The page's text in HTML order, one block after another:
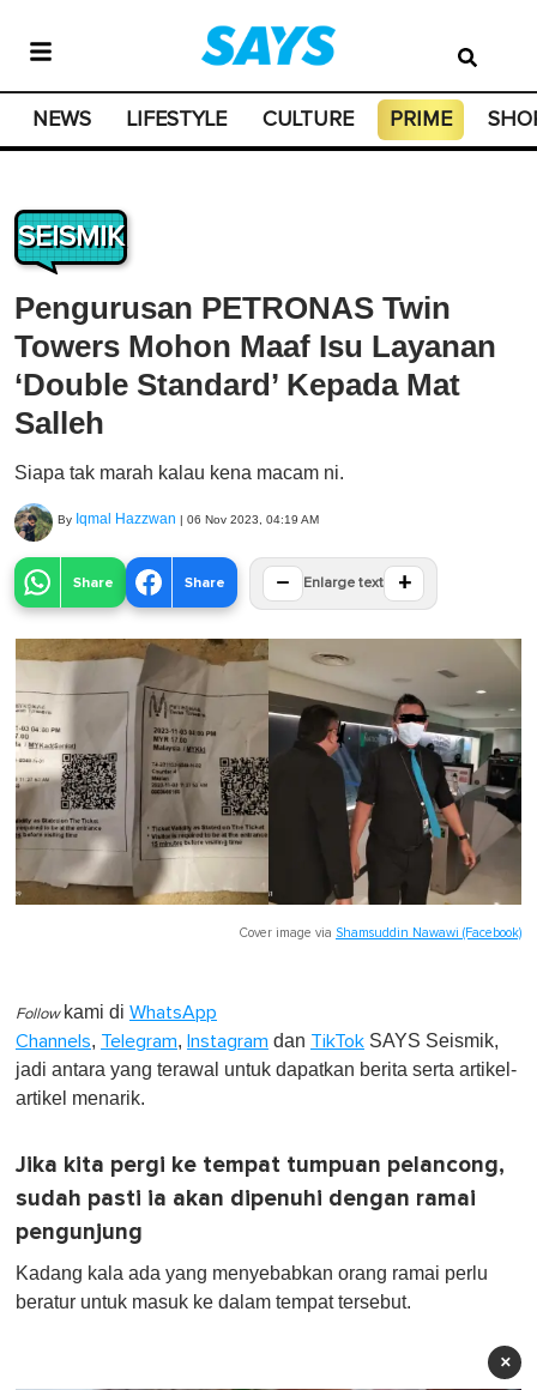
NEWS LIFESTYLE CULTURE PRIME
SEISMIK
Pengurusan PETRONAS Twin
Towers Mohon Maaf Isu Layanan
‘Double Standard’ Kepada Mat
Salleh
Siapa tak marah kalau kena macam ni.
By Iqmal Hazzwan | 06 Nov 2023, 04:19 AM
Share Share − Enlarge text +
Cover image via Shamsuddin Nawawi (Facebook)
Follow kami di WhatsApp
Channels, Telegram, Instagram dan TikTok SAYS Seismik,
jadi antara yang terawal untuk dapatkan berita serta artikel-
artikel menarik.
Jika kita pergi ke tempat tumpuan pelancong,
sudah pasti ia akan dipenuhi dengan ramai
pengunjung
Kadang kala ada yang menyebabkan orang ramai perlu
beratur untuk masuk ke dalam tempat tersebut.
×